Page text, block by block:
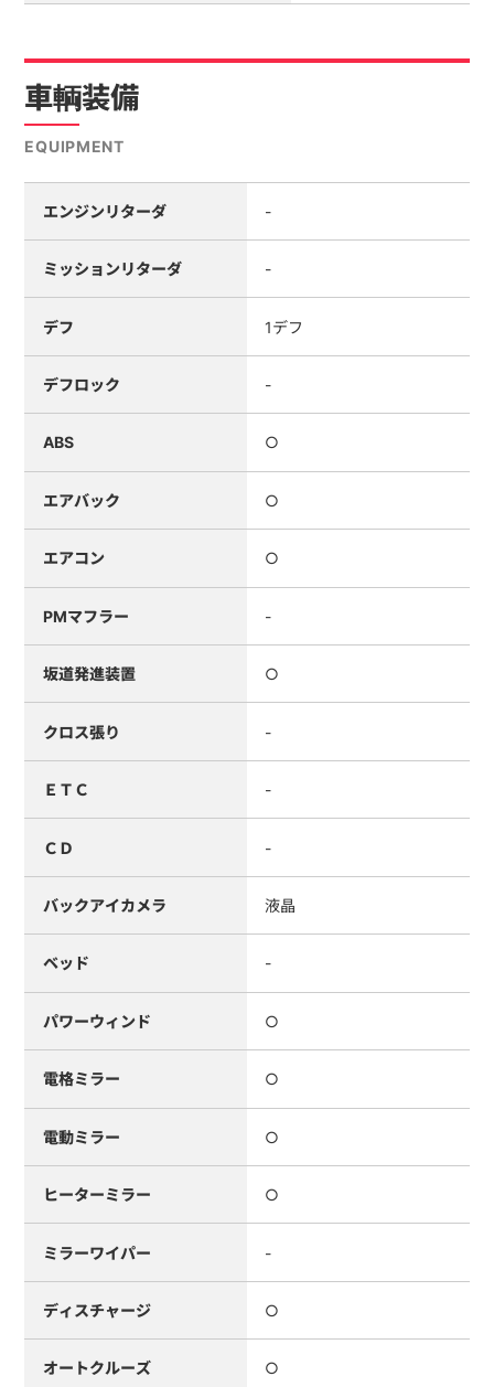
車輌装備
EQUIPMENT
エンジンリターダ -
ミッションリターダ -
デフ 1デフ
デフロック -
ABS ○
エアバック ○
エアコン ○
PMマフラー -
坂道発進装置 ○
クロス張り -
ＥＴＣ -
ＣＤ -
バックアイカメラ 液晶
ベッド -
パワーウィンド ○
電格ミラー ○
電動ミラー ○
ヒーターミラー ○
ミラーワイパー -
ディスチャージ ○
オートクルーズ ○